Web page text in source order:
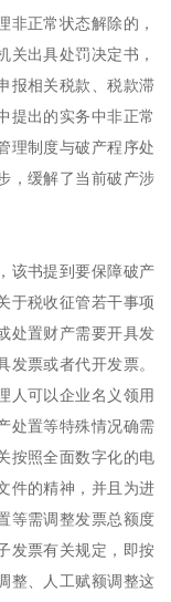
非正常状态解除的，
关出具处罚决定书，
报相关税款、税款滞
提出的实务中非正常
理制度与破产程序处
，缓解了当前破产涉
该书提到要保障破产
于税收征管若干事项
处置财产需要开具发
票或者代开发票。
人可以企业名义领用
处置等特殊情况确需
按照全面数字化的电
件的精神，并且为进
等需调整发票总额度
发票有关规定，即按
整、人工赋额调整这